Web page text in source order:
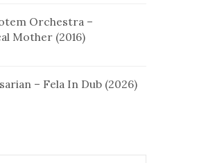
Orchestra –
Mother (2016)
– Fela In Dub (2026)